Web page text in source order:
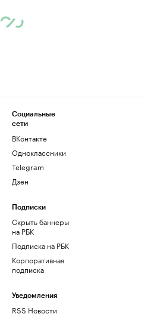
Социальные
сети
ВКонтакте
Одноклассники
Telegram
Дзен
Подписки
Скрыть баннеры
на РБК
Подписка на РБК
Корпоративная
подписка
Уведомления
RSS Новости